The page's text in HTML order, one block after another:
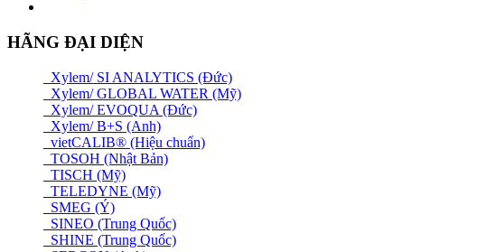
HÃNG ĐẠI DIỆN
Xylem/ SI ANALYTICS (Đức)
Xylem/ GLOBAL WATER (Mỹ)
Xylem/ EVOQUA (Đức)
Xylem/ B+S (Anh)
vietCALIB® (Hiệu chuẩn)
TOSOH (Nhật Bản)
TISCH (Mỹ)
TELEDYNE (Mỹ)
SMEG (Ý)
SINEO (Trung Quốc)
SHINE (Trung Quốc)